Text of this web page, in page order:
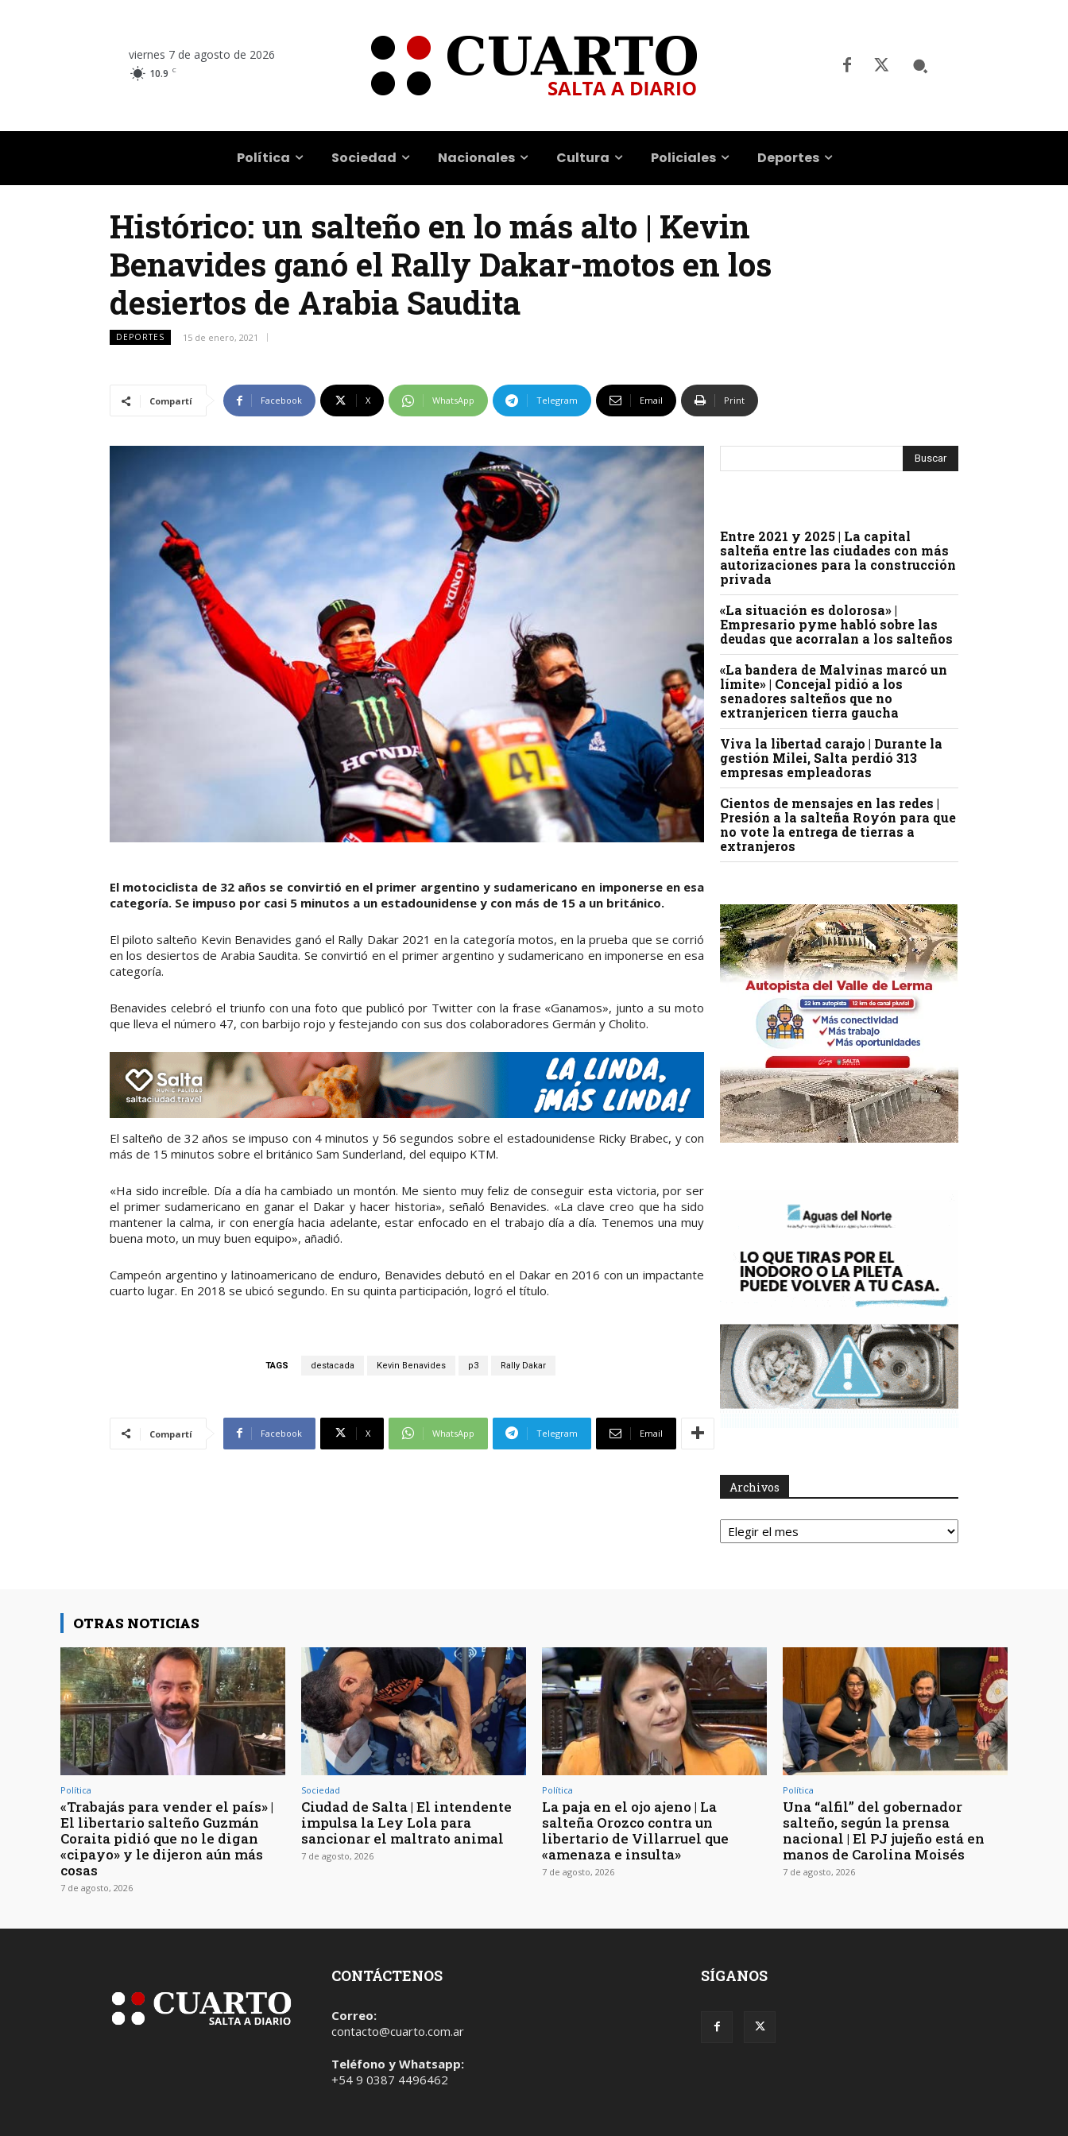
viernes 7 de agosto de 2026
10.9 C
Política Sociedad Nacionales Cultura Policiales Deportes
Histórico: un salteño en lo más alto | Kevin
Benavides ganó el Rally Dakar-motos en los
desiertos de Arabia Saudita
DEPORTES 15 de enero, 2021
Compartí Facebook X WhatsApp Telegram Email Print
El motociclista de 32 años se convirtió en el primer argentino y sudamericano en imponerse en esa
categoría. Se impuso por casi 5 minutos a un estadounidense y con más de 15 a un británico.
El piloto salteño Kevin Benavides ganó el Rally Dakar 2021 en la categoría motos, en la prueba que se corrió
en los desiertos de Arabia Saudita. Se convirtió en el primer argentino y sudamericano en imponerse en esa
categoría.
Benavides celebró el triunfo con una foto que publicó por Twitter con la frase «Ganamos», junto a su moto
que lleva el número 47, con barbijo rojo y festejando con sus dos colaboradores Germán y Cholito.
El salteño de 32 años se impuso con 4 minutos y 56 segundos sobre el estadounidense Ricky Brabec, y con
más de 15 minutos sobre el británico Sam Sunderland, del equipo KTM.
«Ha sido increíble. Día a día ha cambiado un montón. Me siento muy feliz de conseguir esta victoria, por ser
el primer sudamericano en ganar el Dakar y hacer historia», señaló Benavides. «La clave creo que ha sido
mantener la calma, ir con energía hacia adelante, estar enfocado en el trabajo día a día. Tenemos una muy
buena moto, un muy buen equipo», añadió.
Campeón argentino y latinoamericano de enduro, Benavides debutó en el Dakar en 2016 con un impactante
cuarto lugar. En 2018 se ubicó segundo. En su quinta participación, logró el título.
TAGS destacada Kevin Benavides p3 Rally Dakar
Compartí Facebook X WhatsApp Telegram Email
Entre 2021 y 2025 | La capital
salteña entre las ciudades con más
autorizaciones para la construcción
privada
«La situación es dolorosa» |
Empresario pyme habló sobre las
deudas que acorralan a los salteños
«La bandera de Malvinas marcó un
límite» | Concejal pidió a los
senadores salteños que no
extranjericen tierra gaucha
Viva la libertad carajo | Durante la
gestión Milei, Salta perdió 313
empresas empleadoras
Cientos de mensajes en las redes |
Presión a la salteña Royón para que
no vote la entrega de tierras a
extranjeros
Archivos
Archivos
OTRAS NOTICIAS
Política
«Trabajás para vender el país» |
El libertario salteño Guzmán
Coraita pidió que no le digan
«cipayo» y le dijeron aún más
cosas
7 de agosto, 2026
Sociedad
Ciudad de Salta | El intendente
impulsa la Ley Lola para
sancionar el maltrato animal
7 de agosto, 2026
Política
La paja en el ojo ajeno | La
salteña Orozco contra un
libertario de Villarruel que
«amenaza e insulta»
7 de agosto, 2026
Política
Una “alfil” del gobernador
salteño, según la prensa
nacional | El PJ jujeño está en
manos de Carolina Moisés
7 de agosto, 2026
CONTÁCTENOS
Correo:
contacto@cuarto.com.ar
Teléfono y Whatsapp:
+54 9 0387 4496462
SÍGANOS